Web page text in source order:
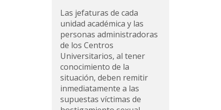
Las jefaturas de cada
unidad académica y las
personas administradoras
de los Centros
Universitarios, al tener
conocimiento de la
situación, deben remitir
inmediatamente a las
supuestas víctimas de